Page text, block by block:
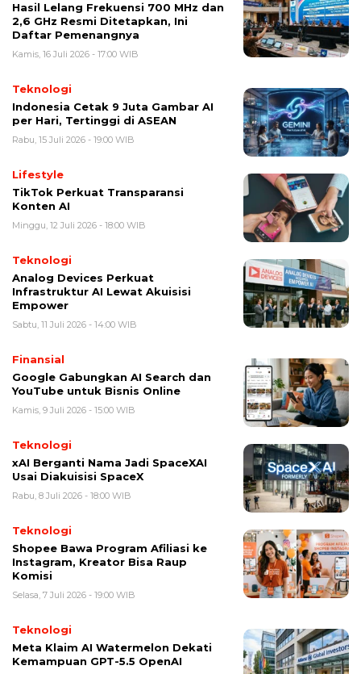
Hasil Lelang Frekuensi 700 MHz dan
2,6 GHz Resmi Ditetapkan, Ini
Daftar Pemenangnya
Kamis, 16 Juli 2026 - 17:00 WIB
Teknologi
Indonesia Cetak 9 Juta Gambar AI
per Hari, Tertinggi di ASEAN
Rabu, 15 Juli 2026 - 19:00 WIB
Lifestyle
TikTok Perkuat Transparansi
Konten AI
Minggu, 12 Juli 2026 - 18:00 WIB
Teknologi
Analog Devices Perkuat
Infrastruktur AI Lewat Akuisisi
Empower
Sabtu, 11 Juli 2026 - 14:00 WIB
Finansial
Google Gabungkan AI Search dan
YouTube untuk Bisnis Online
Kamis, 9 Juli 2026 - 15:00 WIB
Teknologi
xAI Berganti Nama Jadi SpaceXAI
Usai Diakuisisi SpaceX
Rabu, 8 Juli 2026 - 18:00 WIB
Teknologi
Shopee Bawa Program Afiliasi ke
Instagram, Kreator Bisa Raup
Komisi
Selasa, 7 Juli 2026 - 19:00 WIB
Teknologi
Meta Klaim AI Watermelon Dekati
Kemampuan GPT-5.5 OpenAI